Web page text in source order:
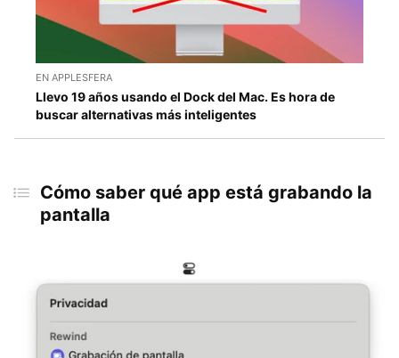
EN APPLESFERA
Llevo 19 años usando el Dock del Mac. Es hora de
buscar alternativas más inteligentes
Cómo saber qué app está grabando la
pantalla